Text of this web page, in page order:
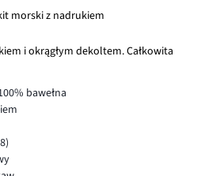
morski z nadrukiem
i okrągłym dekoltem. Całkowita
bawełna